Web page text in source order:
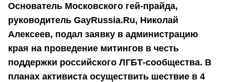
Основатель Московского гей-прайда,
руководитель GayRussia.Ru, Николай
Алексеев, подал заявку в администрацию
края на проведение митингов в честь
поддержки российского ЛГБТ-сообщества. В
планах активиста осуществить шествие в 4